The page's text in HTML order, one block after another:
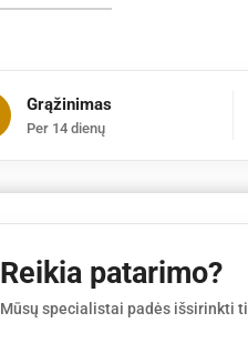
Grąžinimas
Per 14 dienų
Reikia patarimo?
Mūsų specialistai padės išsirinkti